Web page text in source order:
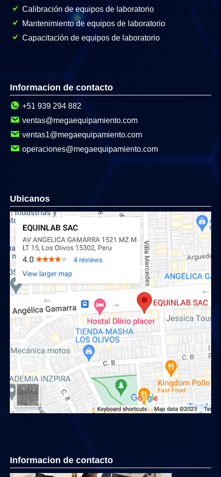
Calibración de equipos de laboratorio
Mantenimiento de equipos de laboratorio
Capacitación de equipos de laboratorio
Informacion de contacto
+51 939 294 882
ventas@megaequipamiento.com
ventas1@megaequipamiento.com
operaciones@megaequipamiento.com
Ubicanos
Informacion de contacto